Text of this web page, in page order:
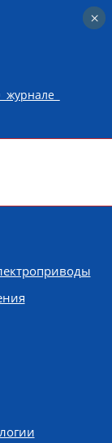
журнале
×
×